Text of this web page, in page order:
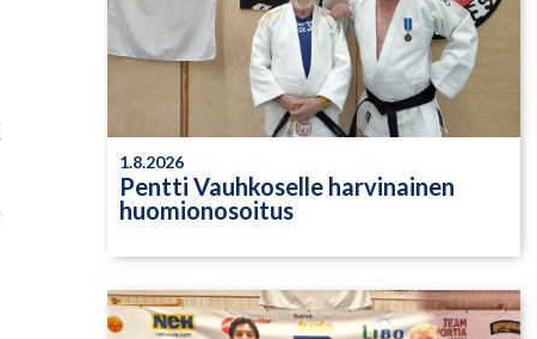
1.8.2026
Pentti Vauhkoselle harvinainen
huomionosoitus